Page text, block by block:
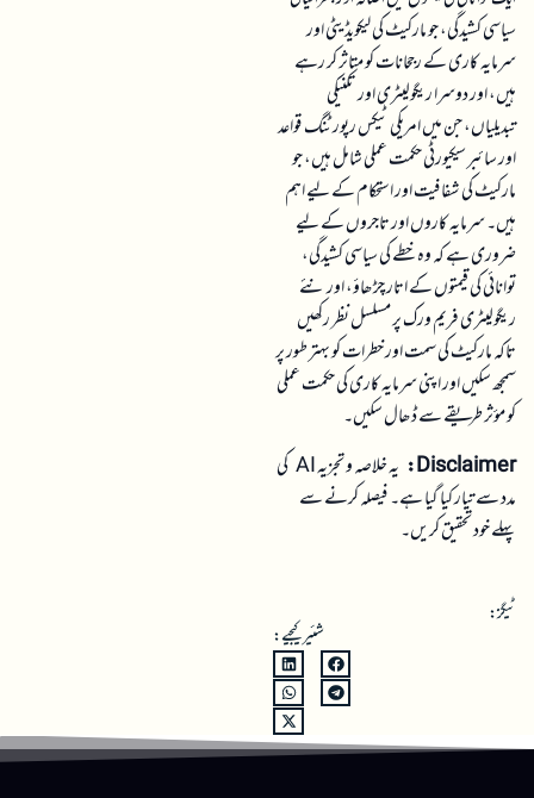
سیاسی کشیدگی، جو مارکیٹ کی لیکویڈیٹی اور
سرمایہ کاری کے رجحانات کو متاثر کر رہے
ہیں، اور دوسرا ریگولیٹری اور تکنیکی
تبدیلیاں، جن میں امریکی ٹیکس رپورٹنگ قواعد
اور سائبر سیکیورٹی حکمت عملی شامل ہیں، جو
مارکیٹ کی شفافیت اور استحکام کے لیے اہم
ہیں۔ سرمایہ کاروں اور تاجروں کے لیے
ضروری ہے کہ وہ خطے کی سیاسی کشیدگی،
توانائی کی قیمتوں کے اتار چڑھاؤ، اور نئے
ریگولیٹری فریم ورک پر مسلسل نظر رکھیں
تاکہ مارکیٹ کی سمت اور خطرات کو بہتر طور پر
سمجھ سکیں اور اپنی سرمایہ کاری کی حکمت عملی
کو مؤثر طریقے سے ڈھال سکیں۔
Disclaimer:
یہ خلاصہ و تجزیہ AI کی
مدد سے تیار کیا گیا ہے۔ فیصلہ کرنے سے
پہلے خود تحقیق کریں۔
ٹیگز:
شئیر کیجیے: